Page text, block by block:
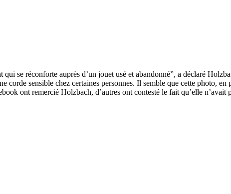
qui se réconforte auprès d’un jouet usé et abandonné”, a déclaré
corde sensible chez certaines personnes. Il semble que cette photo,
ont ​​remercié Holzbach, d’autres ont contesté le fait qu’elle n’avait